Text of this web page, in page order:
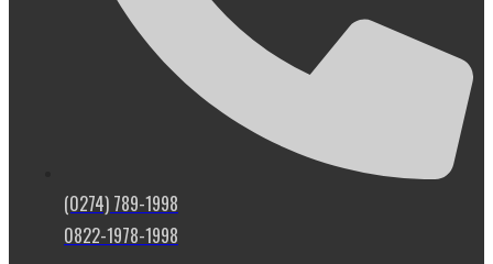
(0274) 789-1998
0822-1978-1998